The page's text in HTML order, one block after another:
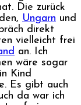
Die zurück
Ungarn und
direkt
vielleicht frei
an. Ich
wäre sogar
Kind
Es gibt auch
da war ich